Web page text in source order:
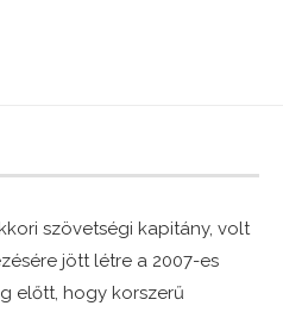
szövetségi kapitány, volt
jött létre a 2007-es
előtt, hogy korszerű